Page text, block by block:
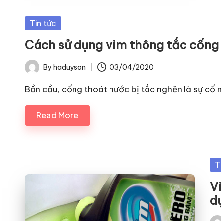
Posted
Tin tức
Cách sử dụng vim thông tắc
Posted
by
By haduyson 03/04/2020
Bồn cầu, cống thoát nước bị tắc nghẽn là sự cố
Read More